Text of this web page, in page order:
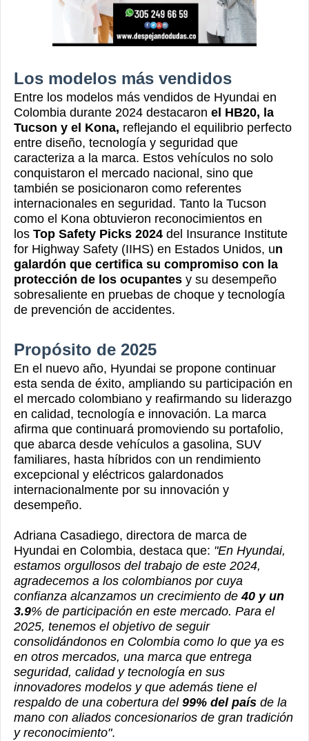
Los modelos más vendidos
Entre los modelos más vendidos de Hyundai en
Colombia durante 2024 destacaron el HB20, la
Tucson y el Kona, reflejando el equilibrio perfecto
entre diseño, tecnología y seguridad que
caracteriza a la marca. Estos vehículos no solo
conquistaron el mercado nacional, sino que
también se posicionaron como referentes
internacionales en seguridad. Tanto la Tucson
como el Kona obtuvieron reconocimientos en
los Top Safety Picks 2024 del Insurance Institute
for Highway Safety (IIHS) en Estados Unidos, un
galardón que certifica su compromiso con la
protección de los ocupantes y su desempeño
sobresaliente en pruebas de choque y tecnología
de prevención de accidentes.
Propósito de 2025
En el nuevo año, Hyundai se propone continuar
esta senda de éxito, ampliando su participación en
el mercado colombiano y reafirmando su liderazgo
en calidad, tecnología e innovación. La marca
afirma que continuará promoviendo su portafolio,
que abarca desde vehículos a gasolina, SUV
familiares, hasta híbridos con un rendimiento
excepcional y eléctricos galardonados
internacionalmente por su innovación y
desempeño.
Adriana Casadiego, directora de marca de
Hyundai en Colombia, destaca que: "En Hyundai,
estamos orgullosos del trabajo de este 2024,
agradecemos a los colombianos por cuya
confianza alcanzamos un crecimiento de40 y un
3.9% de participación en este mercado. Para el
2025, tenemos el objetivo de seguir
consolidándonos en Colombia como lo que ya es
en otros mercados, una marca que entrega
seguridad, calidad y tecnología en sus
innovadores modelos y que además tiene el
respaldo de una cobertura del 99% del país de la
mano con aliados concesionarios de gran tradición
y reconocimiento".